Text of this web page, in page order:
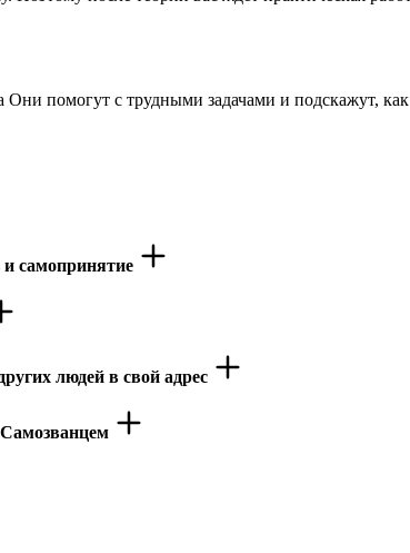
Они помогут с трудными задачами и подскажут,
самопринятие
людей в свой адрес